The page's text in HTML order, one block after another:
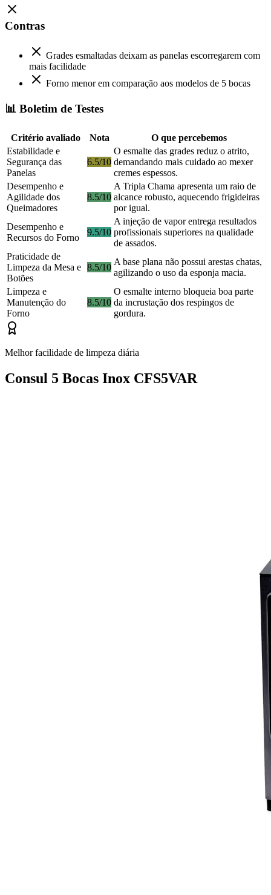
Contras
Grades esmaltadas deixam as panelas escorregarem com
mais facilidade
Forno menor em comparação aos modelos de 5 bocas
📊 Boletim de Testes
Critério avaliado Nota
O que percebemos
Estabilidade e
Segurança das
Panelas
6.5/10
O esmalte das grades reduz o atrito,
demandando mais cuidado ao mexer
cremes espessos.
Desempenho e
Agilidade dos
Queimadores
8.5/10
A Tripla Chama apresenta um raio de
alcance robusto, aquecendo frigideiras
por igual.
Desempenho e
Recursos do Forno
9.5/10
A injeção de vapor entrega resultados
profissionais superiores na qualidade
de assados.
Praticidade de
Limpeza da Mesa e
Botões
8.5/10
A base plana não possui arestas chatas,
agilizando o uso da esponja macia.
Limpeza e
Manutenção do
Forno
8.5/10
O esmalte interno bloqueia boa parte
da incrustação dos respingos de
gordura.
Melhor facilidade de limpeza diária
Consul 5 Bocas Inox CFS5VAR